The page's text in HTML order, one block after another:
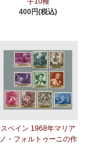
400円(税込)
スペイン 1968年マリア
ノ・フォルトゥーニの作